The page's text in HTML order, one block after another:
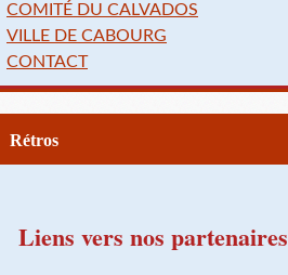
COMITÉ DU CALVADOS
VILLE DE CABOURG
CONTACT
Rétros
Liens vers nos partenaires